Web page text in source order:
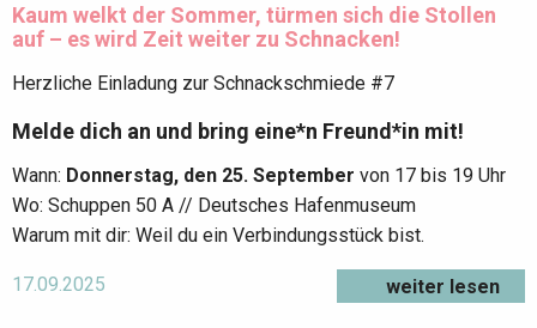
Kaum welkt der Sommer, türmen sich die Stollen
auf – es wird Zeit weiter zu Schnacken!
Herzliche Einladung zur Schnackschmiede #7
Melde dich an und bring eine*n Freund*in mit!
Wann: Donnerstag, den 25. September von 17 bis 19 Uhr
Wo: Schuppen 50 A // Deutsches Hafenmuseum
Warum mit dir: Weil du ein Verbindungsstück bist.
17.09.2025 weiter lesen